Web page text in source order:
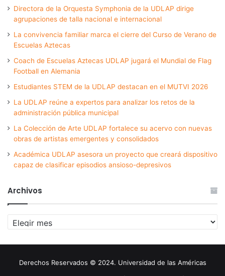
Directora de la Orquesta Symphonia de la UDLAP dirige
agrupaciones de talla nacional e internacional
La convivencia familiar marca el cierre del Curso de Verano de
Escuelas Aztecas
Coach de Escuelas Aztecas UDLAP jugará el Mundial de Flag
Football en Alemania
Estudiantes STEM de la UDLAP destacan en el MUTVI 2026
La UDLAP reúne a expertos para analizar los retos de la
administración pública municipal
La Colección de Arte UDLAP fortalece su acervo con nuevas
obras de artistas emergentes y consolidados
Académica UDLAP asesora un proyecto que creará dispositivo
capaz de clasificar episodios ansioso-depresivos
Archivos
Archivos
Derechos Reservados © 2024. Universidad de las Américas